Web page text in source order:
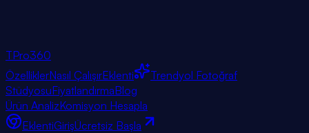
TPro360
ÖzelliklerNasıl ÇalışırEklenti
Trendyol Fotoğraf
StüdyosuFiyatlandırmaBlog
Ürün AnalizKomisyon Hesapla
EklentiGirişÜcretsiz Başla